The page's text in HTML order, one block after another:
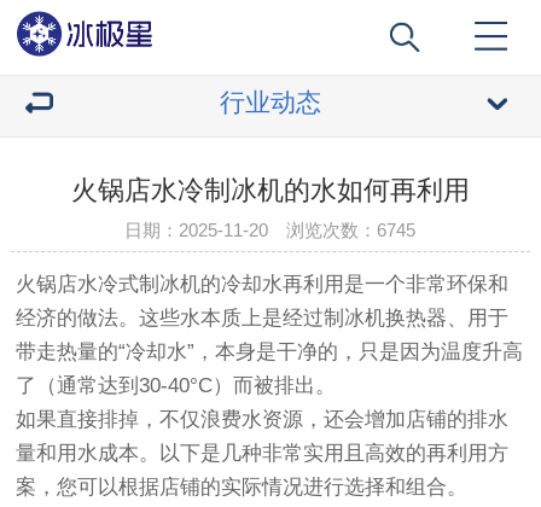
行业动态
火锅店水冷制冰机的水如何再利用
日期：2025-11-20 浏览次数： 6745
火锅店水冷式制冰机的冷却水再利用是一个非常环保和
经济的做法。这些水本质上是经过制冰机换热器、用于
带走热量的“冷却水”，本身是干净的，只是因为温度升高
了（通常达到30-40°C）而被排出。
如果直接排掉，不仅浪费水资源，还会增加店铺的排水
量和用水成本。以下是几种非常实用且高效的再利用方
案，您可以根据店铺的实际情况进行选择和组合。